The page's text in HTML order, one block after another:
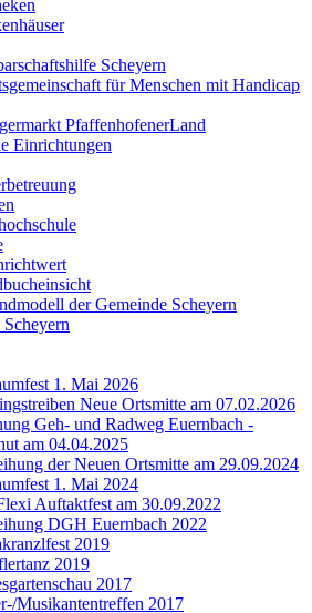
Scheyern
für Menschen mit Handicap
PfaffenhofenerLand
Einrichtungen
der Gemeinde Scheyern
1. Mai 2026
Neue Ortsmitte am 07.02.2026
Geh- und Radweg Euernbach -
am 04.04.2025
der Neuen Ortsmitte am 29.09.2024
1. Mai 2024
Auftaktfest am 30.09.2022
DGH Euernbach 2022
2019
2019
2017
Musikantentreffen 2017